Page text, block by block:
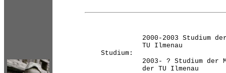
Studium:
2000-2003 Studium
TU Ilmenau
2003- ? Studium der
der TU Ilmenau